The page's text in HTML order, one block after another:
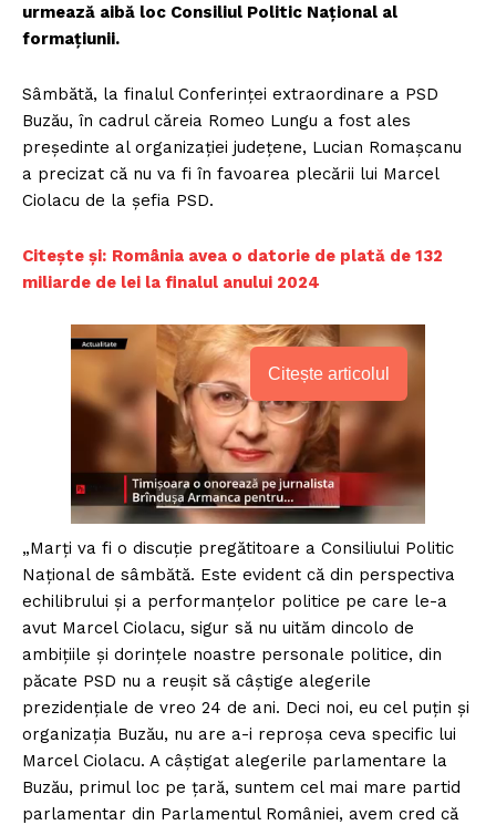
urmează aibă loc Consiliul Politic Naţional al
formaţiunii.
Sâmbătă, la finalul Conferinţei extraordinare a PSD
Buzău, în cadrul căreia Romeo Lungu a fost ales
preşedinte al organizaţiei judeţene, Lucian Romaşcanu
a precizat că nu va fi în favoarea plecării lui Marcel
Ciolacu de la şefia PSD.
Citește și: România avea o datorie de plată de 132
miliarde de lei la finalul anului 2024
Citește articolul
„Marţi va fi o discuţie pregătitoare a Consiliului Politic
Naţional de sâmbătă. Este evident că din perspectiva
echilibrului şi a performanţelor politice pe care le-a
avut Marcel Ciolacu, sigur să nu uităm dincolo de
ambiţiile şi dorinţele noastre personale politice, din
păcate PSD nu a reuşit să câştige alegerile
prezidenţiale de vreo 24 de ani. Deci noi, eu cel puţin şi
organizaţia Buzău, nu are a-i reproşa ceva specific lui
Marcel Ciolacu. A câştigat alegerile parlamentare la
Buzău, primul loc pe ţară, suntem cel mai mare partid
parlamentar din Parlamentul României, avem cred că